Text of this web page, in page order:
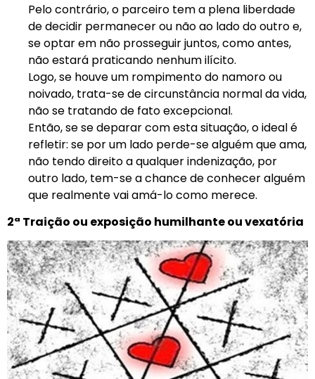
Pelo contrário, o parceiro tem a plena liberdade
de decidir permanecer ou não ao lado do outro e,
se optar em não prosseguir juntos, como antes,
não estará praticando nenhum ilícito.
Logo, se houve um rompimento do namoro ou
noivado, trata-se de circunstância normal da vida,
não se tratando de fato excepcional.
Então, se se deparar com esta situação, o ideal é
refletir: se por um lado perde-se alguém que ama,
não tendo direito a qualquer indenização, por
outro lado, tem-se a chance de conhecer alguém
que realmente vai amá-lo como merece.
2ª Traição ou exposição humilhante ou vexatória